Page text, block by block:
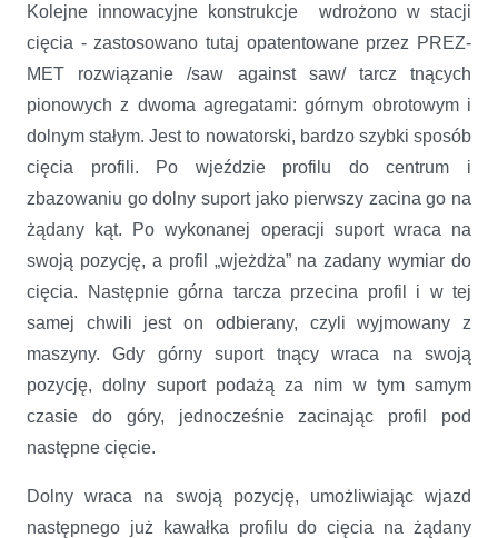
Kolejne innowacyjne konstrukcje wdrożono w stacji
cięcia - zastosowano tutaj opatentowane przez PREZ-
MET rozwiązanie /saw against saw/ tarcz tnących
pionowych z dwoma agregatami: górnym obrotowym i
dolnym stałym. Jest to nowatorski, bardzo szybki sposób
cięcia profili. Po wjeździe profilu do centrum i
zbazowaniu go dolny suport jako pierwszy zacina go na
żądany kąt. Po wykonanej operacji suport wraca na
swoją pozycję, a profil „wjeżdża” na zadany wymiar do
cięcia. Następnie górna tarcza przecina profil i w tej
samej chwili jest on odbierany, czyli wyjmowany z
maszyny. Gdy górny suport tnący wraca na swoją
pozycję, dolny suport podażą za nim w tym samym
czasie do góry, jednocześnie zacinając profil pod
następne cięcie.
Dolny wraca na swoją pozycję, umożliwiając wjazd
następnego już kawałka profilu do cięcia na żądany